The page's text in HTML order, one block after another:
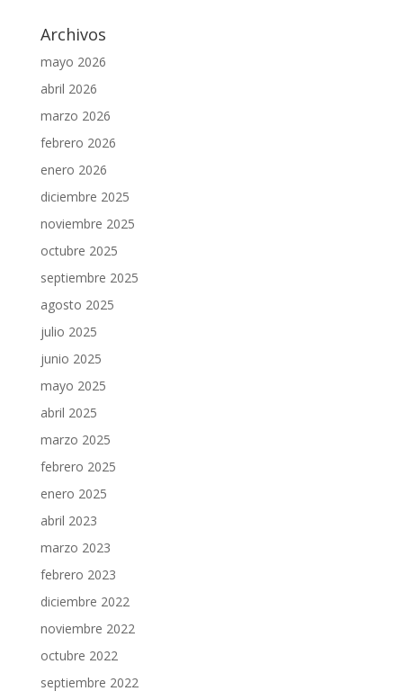
Archivos
mayo 2026
abril 2026
marzo 2026
febrero 2026
enero 2026
diciembre 2025
noviembre 2025
octubre 2025
septiembre 2025
agosto 2025
julio 2025
junio 2025
mayo 2025
abril 2025
marzo 2025
febrero 2025
enero 2025
abril 2023
marzo 2023
febrero 2023
diciembre 2022
noviembre 2022
octubre 2022
septiembre 2022